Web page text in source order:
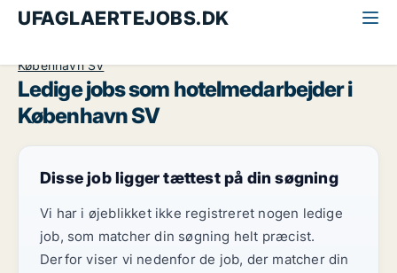
UFAGLAERTEJOBS.DK
København SV
Ledige jobs som hotelmedarbejder i
København SV
Disse job ligger tættest på din søgning
Vi har i øjeblikket ikke registreret nogen ledige
job, som matcher din søgning helt præcist.
Derfor viser vi nedenfor de job, der matcher din